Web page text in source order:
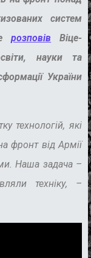
систем
розповів Віце-
науки та
України
технологій, які
фронт від Армії
Наша задача –
техніку, –